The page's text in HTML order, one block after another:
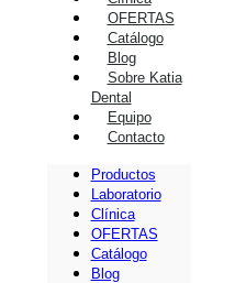
OFERTAS
Catálogo
Blog
Sobre Katia
Dental
Equipo
Contacto
Productos
Laboratorio
Clínica
OFERTAS
Catálogo
Blog